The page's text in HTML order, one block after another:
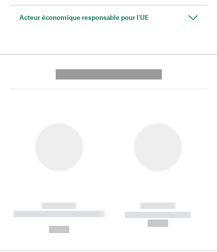
Acteur économique responsable pour l'UE
------------
----------- ----------- --------
------------
----------- -----------